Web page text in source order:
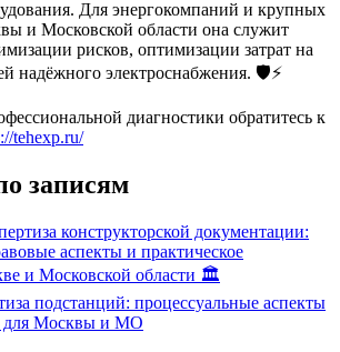
Для энергокомпаний и крупных
и Московской области она служит
рисков, оптимизации затрат на
надёжного электроснабжения. 🛡️⚡
диагностики обратитесь к
tehexp.ru/
записям
конструкторской документации:
аспекты и практическое
и Московской области 🏛️
подстанций: процессуальные аспекты
для Москвы и МО